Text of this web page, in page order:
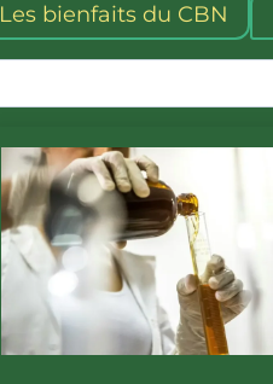
Les bienfaits du CBN